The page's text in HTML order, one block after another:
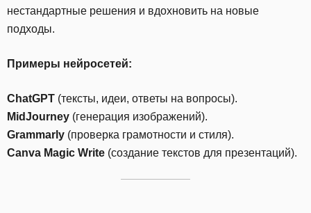
нестандартные решения и вдохновить на новые
подходы.
Примеры нейросетей:
ChatGPT (тексты, идеи, ответы на вопросы).
MidJourney (генерация изображений).
Grammarly (проверка грамотности и стиля).
Canva Magic Write (создание текстов для презентаций).